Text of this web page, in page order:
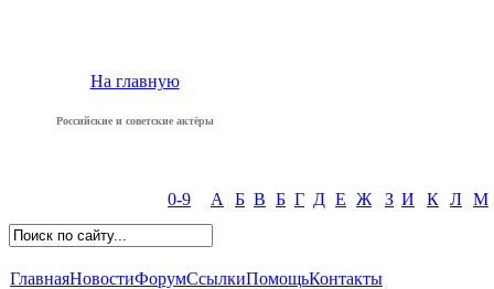
На главную
Российские и советские актёры
0-9 А Б В Б Г Д Е Ж З И К Л М
ГлавнаяНовостиФорумСсылкиПомощьКонтакты